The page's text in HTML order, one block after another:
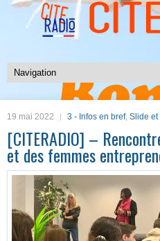
19 mai 2022 3 - Infos en bref, Slide et
[CITERADIO] –
et des femmes